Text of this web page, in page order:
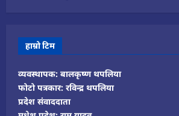
हाम्रो टिम
व्यवस्थापक: बालकृष्ण थपलिया
फोटो पत्रकार: रविन्द्र थपलिया
प्रदेश संवाददाता